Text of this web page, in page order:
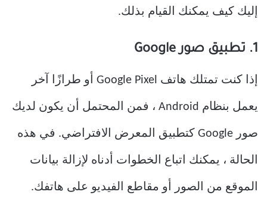
إليك كيف يمكنك القيام بذلك.
1. تطبيق صور Google
إذا كنت تمتلك هاتف Google Pixel أو طرازًا آخر
يعمل بنظام Android ، فمن المحتمل أن يكون لديك
صور Google كتطبيق المعرض الافتراضي. في هذه
الحالة ، يمكنك اتباع الخطوات أدناه لإزالة بيانات
الموقع من الصور أو مقاطع الفيديو على هاتفك.